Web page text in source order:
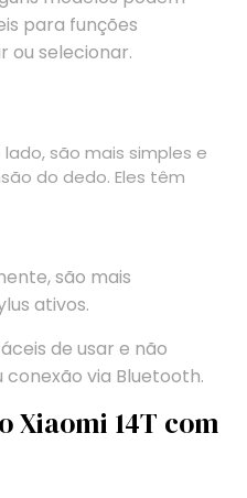
para funções
ou selecionar.
são mais simples e
do dedo. Eles têm
são mais
ativos.
de usar e não
via Bluetooth.
Xiaomi 14T com